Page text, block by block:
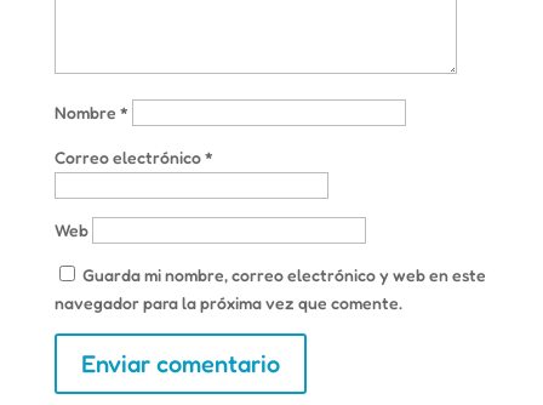
Nombre *
Correo electrónico*
Web
Guarda mi nombre, correo electrónico y web en este
navegador para la próxima vez que comente.